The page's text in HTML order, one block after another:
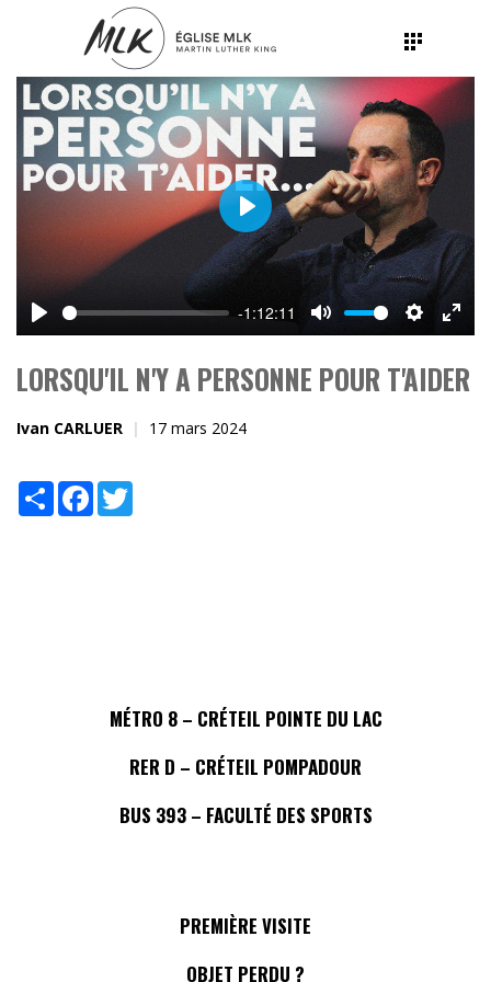
Play
-1:12:11
Mute Settings
Play
LORSQU'IL N'Y A PERSONNE POUR T'AIDER
Ivan CARLUER 17 mars 2024
ShareFacebook
MÉTRO 8 – CRÉTEIL POINTE DU LAC
RER D – CRÉTEIL POMPADOUR
BUS 393 – FACULTÉ DES SPORTS
PREMIÈRE VISITE
OBJET PERDU ?